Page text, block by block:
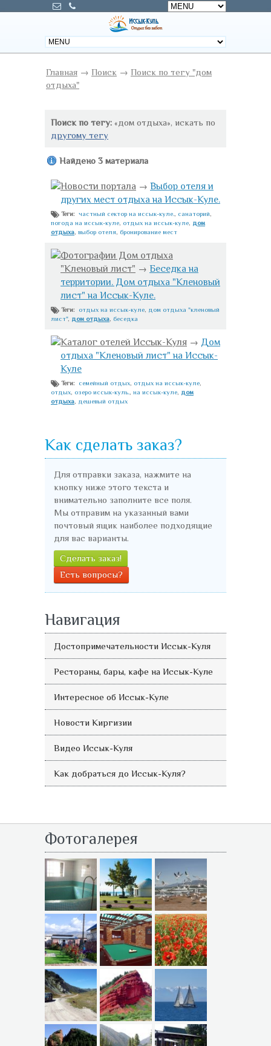
Главная → Поиск → Поиск по тегу "дом
отдыха"
Поиск по тегу: «дом отдыха», искать по
другому тегу
Найдено 3 материала
Новости портала → Выбор отеля и
других мест отдыха на Иссык-Куле.
Теги: частный сектор на иссык-куле. санаторий
погода на иссык-куле отдых на иссык-куле дом
отдыха выбор отеля бронирование мест
Фотографии Дом отдыха
"Кленовый лист" → Беседка на
территории. Дом отдыха "Кленовый
лист" на Иссык-Куле.
Теги: отдых на иссык-куле дом отдыха "кленовый
лист", дом отдыха беседка
Каталог отелей Иссык-Куля → Дом
отдыха "Кленовый лист" на Иссык-
Куле
Теги: семейный отдых отдых на иссык-куле
отдых озеро иссык-куль. на иссык-куле дом
отдыха дешевый отдых
Как сделать заказ?
Для отправки заказа, нажмите на
кнопку ниже этого текста и
внимательно заполните все поля.
Мы отправим на указанный вами
почтовый ящик наиболее подходящие
для вас варианты.
Сделать заказ!
Есть вопросы?
Навигация
Достопримечательности Иссык-Куля
Рестораны, бары, кафе на Иссык-Куле
Интересное об Иссык-Куле
Новости Киргизии
Видео Иссык-Куля
Как добраться до Иссык-Куля?
Фотогалерея